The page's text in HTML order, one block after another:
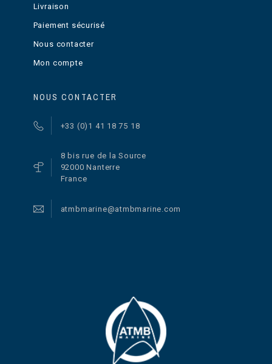
Livraison
Paiement sécurisé
Nous contacter
Mon compte
NOUS CONTACTER
+33 (0)1 41 18 75 18
8 bis rue de la Source
92000 Nanterre
France
atmbmarine@atmbmarine.com